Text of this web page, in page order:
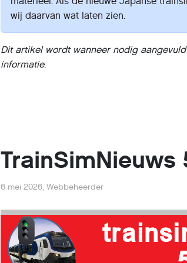
wij daarvan wat laten zien.
Dit artikel wordt wanneer nodig
informatie.
TrainSimNieuws
6 mei 2026,Webbeheerder